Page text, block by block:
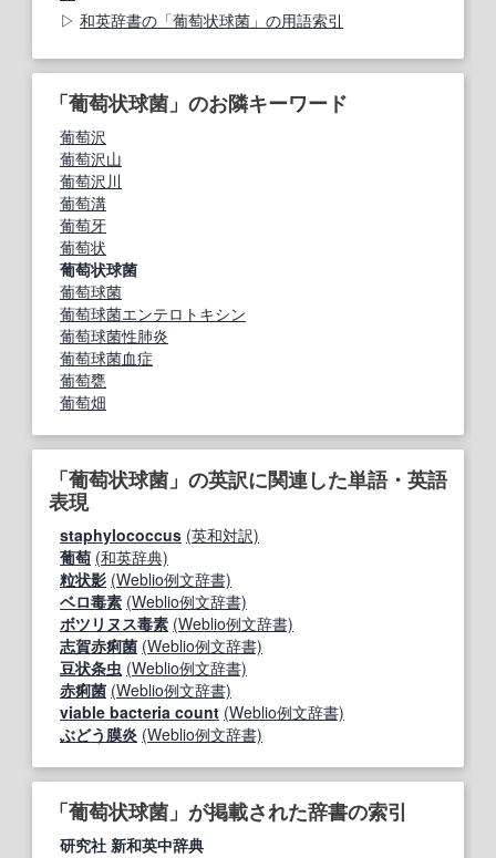
和英辞書の「葡萄状球菌」の用語索引
「葡萄状球菌」のお隣キーワード
葡萄沢
葡萄沢山
葡萄沢川
葡萄溝
葡萄牙
葡萄状
葡萄状球菌
葡萄球菌
葡萄球菌エンテロトキシン
葡萄球菌性肺炎
葡萄球菌血症
葡萄甕
葡萄畑
「葡萄状球菌」の英訳に関連した単語・英語
表現
staphylococcus (英和対訳)
葡萄 (和英辞典)
粒状影 (Weblio例文辞書)
ベロ毒素 (Weblio例文辞書)
ボツリヌス毒素 (Weblio例文辞書)
志賀赤痢菌 (Weblio例文辞書)
豆状条虫 (Weblio例文辞書)
赤痢菌 (Weblio例文辞書)
viable bacteria count (Weblio例文辞書)
ぶどう膜炎 (Weblio例文辞書)
「葡萄状球菌」が掲載された辞書の索引
研究社 新和英中辞典